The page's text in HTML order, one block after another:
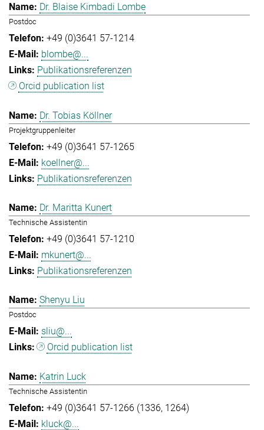
Dr. Blaise Kimbadi Lombe
Postdoc
+49 (0)3641 57-1214
blombe@...
Publikationsreferenzen
Orcid publication list
Dr. Tobias Köllner
Projektgruppenleiter
+49 (0)3641 57-1265
koellner@...
Publikationsreferenzen
Dr. Maritta Kunert
Technische Assistentin
+49 (0)3641 57-1210
mkunert@...
Publikationsreferenzen
Shenyu Liu
Postdoc
sliu@...
Orcid publication list
Katrin Luck
Technische Assistentin
+49 (0)3641 57-1266 (1336, 1264)
kluck@...